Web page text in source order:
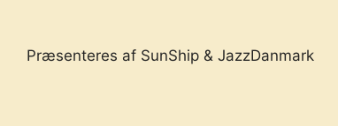
Præsenteres af SunShip & JazzDanmark